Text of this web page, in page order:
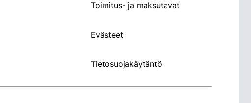
Toimitus- ja maksutavat
Evästeet
Tietosuojakäytäntö